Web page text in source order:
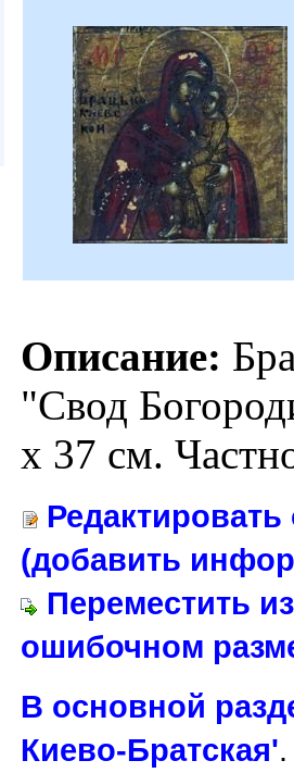
Описание:
"Свод
х 37 см.
(добавить
Переместить
ошибочном
В основной
Киево-Братская'.